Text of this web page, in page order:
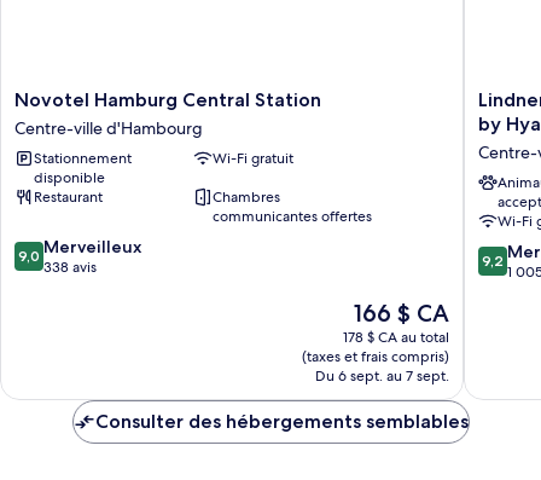
Novotel
Hamburg
Central
Station
Centre-
ville
Novotel Hamburg Central Station
Centre-ville d'Hambourg
Stationnement
disponible
Wi-Fi gratuit
Restaurant
Chambres
communicantes offertes
9.0
sur
9,0 Merveilleux
338 avis
Le
prix
est
de
166 $ CA
166 $ CA
178 $ CA au total
(taxes et frais compris)
Du 6 sept. au 7 sept.
Lindner
Hotel
Am
Michel,
part
of
JdV
by
by
Wi-Fi
9.2
sur
9,2
1
Consulter des hébergements semblables